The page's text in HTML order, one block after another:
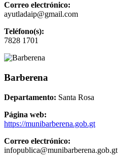
Correo electrónico:
ayutladaip@gmail.com
Teléfono(s):
7828 1701
Barberena
Departamento: Santa Rosa
Página web:
https://munibarberena.gob.gt
Correo electrónico:
infopublica@munibarberena.gob.gt